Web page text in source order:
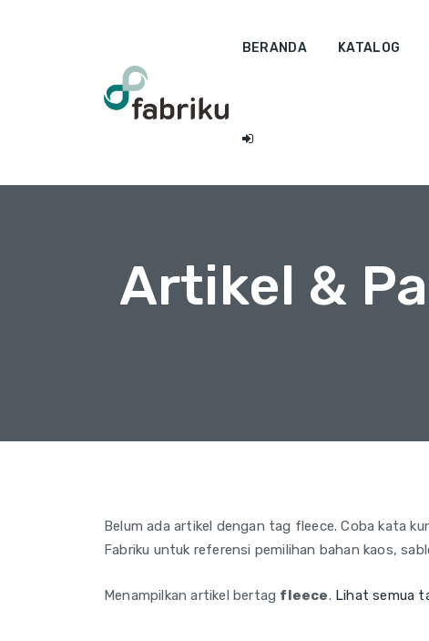
BERANDA KATALOG
Artikel &
Belum ada artikel dengan tag fleece. Coba kata
Fabriku untuk referensi pemilihan bahan kaos,
Menampilkan artikel bertag fleece. Lihat semua